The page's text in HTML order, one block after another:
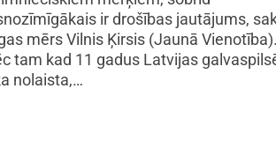
ir drošības jautājums,
mērs Vilnis Ķirsis (Jaunā Vienotība).
tam kad 11 gadus Latvijas
nolaista,…